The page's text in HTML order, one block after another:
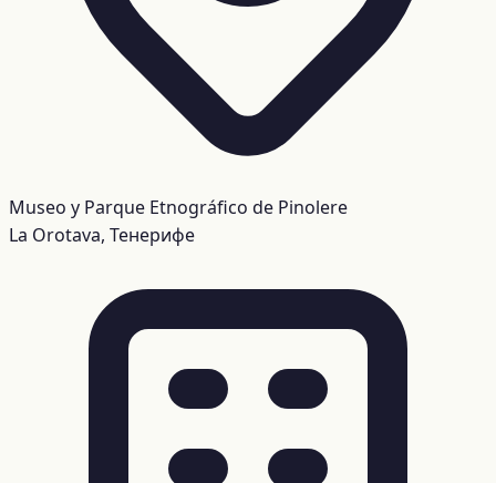
Museo y Parque Etnográfico de Pinolere
La Orotava, Тенерифе